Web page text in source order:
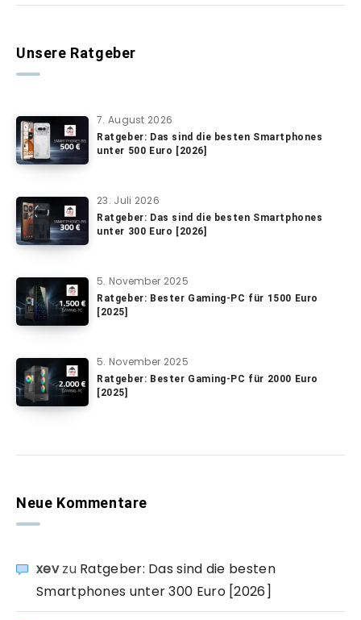
Unsere Ratgeber
7. August 2026
Ratgeber: Das sind die besten Smartphones
unter 500 Euro [2026]
23. Juli 2026
Ratgeber: Das sind die besten Smartphones
unter 300 Euro [2026]
5. November 2025
Ratgeber: Bester Gaming-PC für 1500 Euro
[2025]
5. November 2025
Ratgeber: Bester Gaming-PC für 2000 Euro
[2025]
Neue Kommentare
xevzu Ratgeber: Das sind die besten
Smartphones unter 300 Euro [2026]